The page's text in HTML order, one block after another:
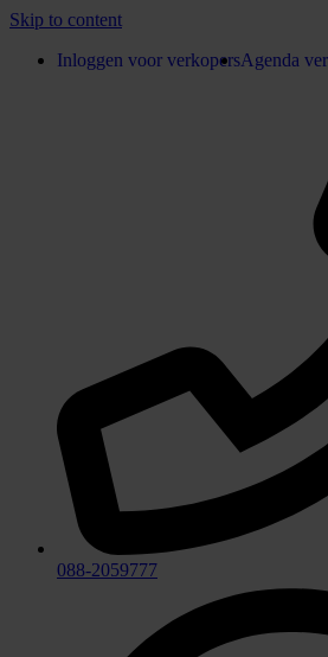
Skip to content
Inloggen voor verkopersAgenda
088-2059777